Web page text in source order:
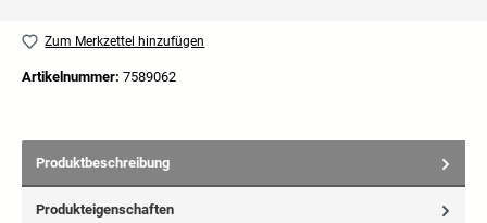
Zum Merkzettel hinzufügen
Artikelnummer: 7589062
Produktbeschreibung
Produkteigenschaften